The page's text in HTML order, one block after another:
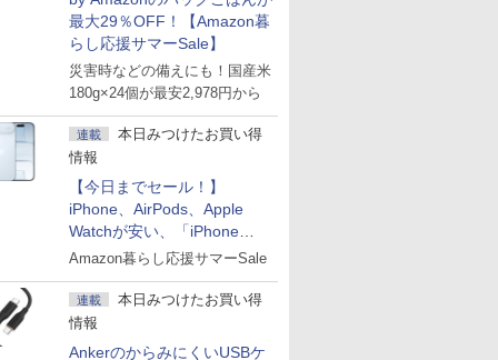
最大29％OFF！【Amazon暮
らし応援サマーSale】
災害時などの備えにも！国産米
180g×24個が最安2,978円から
連載
本日みつけたお買い得
情報
【今日までセール！】
iPhone、AirPods、Apple
Watchが安い、「iPhone
Air」256GB版が139,800円な
Amazon暮らし応援サマーSale
連載
本日みつけたお買い得
情報
AnkerのからみにくいUSBケ